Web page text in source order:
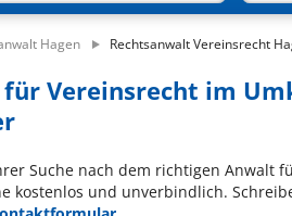
Hagen Rechtsanwalt Vereinsrecht
Vereinsrecht im
Suche nach dem richtigen Anwalt
kostenlos und unverbindlich.